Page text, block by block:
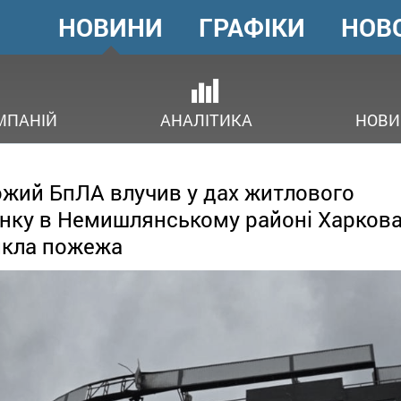
ГОЛОВНЕ
МЕНЮ
НОВИНИ
АНАЛІТИКА
ГРАФІКИ
БпЛА влучив у дах житлового
в Немишлянському районі
пожежа